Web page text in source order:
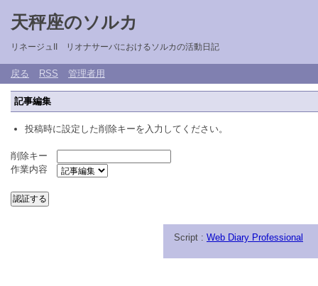
天秤座のソルカ
リネージュII リオナサーバにおけるソルカの活動日記
戻る RSS 管理者用
記事編集
投稿時に設定した削除キーを入力してください。
削除キー
作業内容
Script : Web Diary Professional